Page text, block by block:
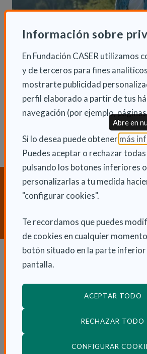
Información sobre
En Fundación CASER utilizamos
y de terceros para fines
mostrarte publicidad
perfil elaborado a partir de tus
navegación (por ejemplo,
Si lo desea puede obtener más
Puedes aceptar o rechazar
pulsando los botones inferiores o
personalizarlas a tu medida
"configurar cookies".
Te recordamos que puedes
de cookies en cualquier
botón situado en la parte
pantalla.
ACEPTAR TODO
RECHAZAR TODO
CONFIGURAR
Abre en
¿Necesitas orientación
Dependencia y
Dependencia y autonomía
Dependencia en las CCAA
La Ley de dependencia